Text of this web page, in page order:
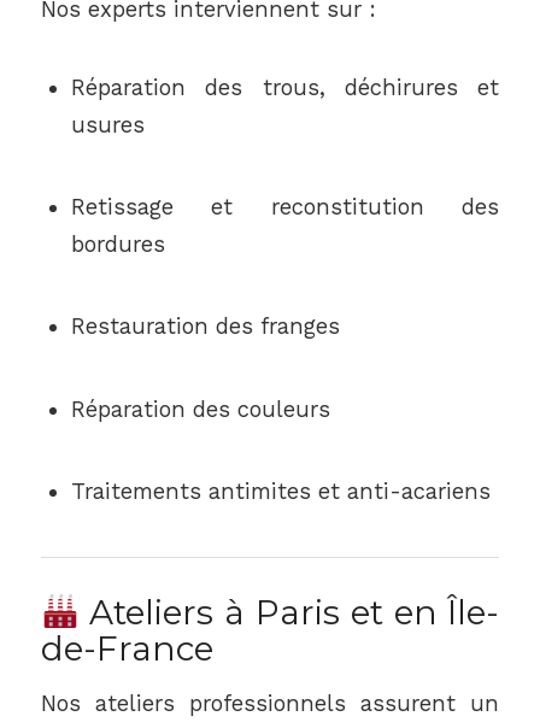
Nos experts interviennent sur :
Réparation des trous, déchirures et
usures
Retissage et reconstitution des
bordures
Restauration des franges
Réparation des couleurs
Traitements antimites et anti-acariens
Ateliers à Paris et en Île-
de-France
Nos ateliers professionnels assurent un